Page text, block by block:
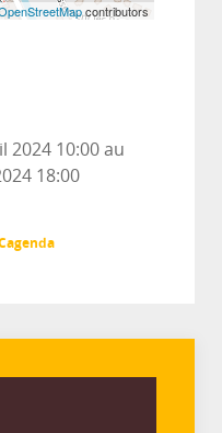
contributors
2024 10:00 au
18:00